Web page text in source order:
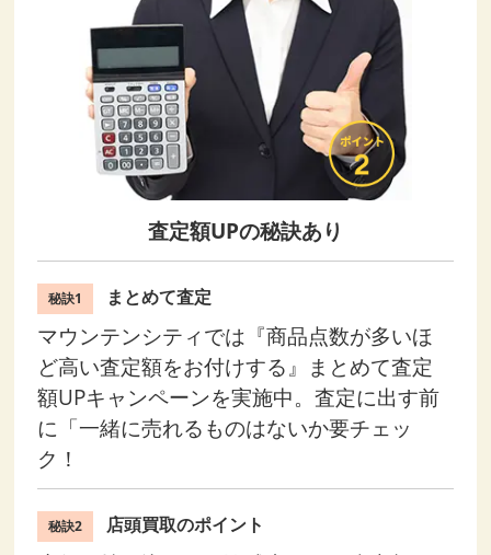
査定額UPの秘訣あり
秘訣1 まとめて査定
マウンテンシティでは『商品点数が多いほ
ど高い査定額をお付けする』まとめて査定
額UPキャンペーンを実施中。査定に出す前
に「一緒に売れるものはないか要チェッ
ク！
秘訣2 店頭買取のポイント